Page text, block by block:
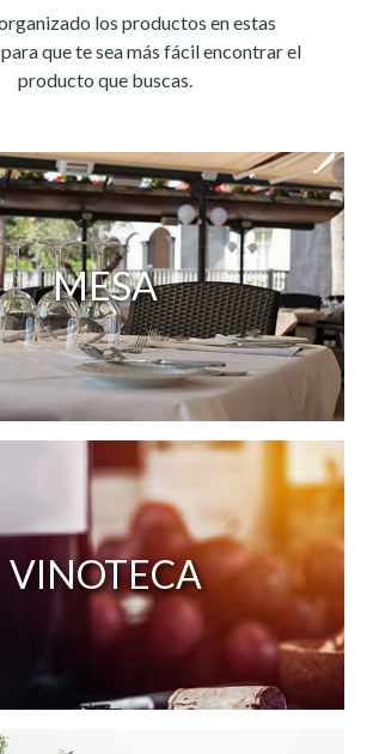
los productos en estas
que te sea más fácil encontrar el
producto que buscas.
MESA
VINOTECA